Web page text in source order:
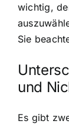
wichtig,
Sie
und
Es gibt